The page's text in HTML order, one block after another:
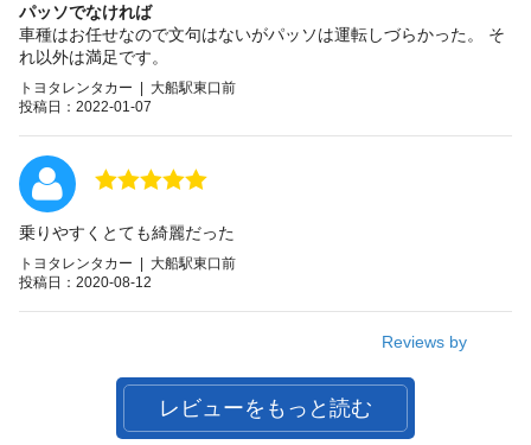
パッソでなければ
車種はお任せなので文句はないがパッソは運転しづらかった。 そ
れ以外は満足です。
トヨタレンタカー | 大船駅東口前
投稿日：2022-01-07
乗りやすくとても綺麗だった
トヨタレンタカー | 大船駅東口前
投稿日：2020-08-12
Reviews by
レビューをもっと読む